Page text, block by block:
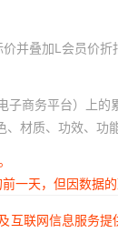
并叠加L会员价折
子商务平台）上的
材质、功效、功
一天，但因数据
互联网信息服务